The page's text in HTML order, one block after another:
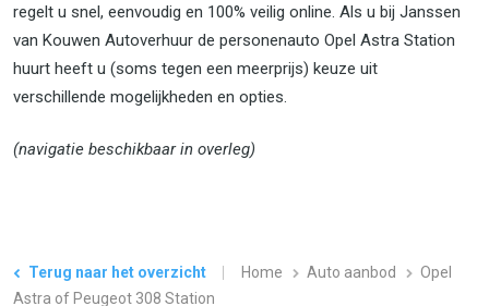
regelt u snel, eenvoudig en 100% veilig online. Als u bij Janssen
van Kouwen Autoverhuur de personenauto Opel Astra Station
huurt heeft u (soms tegen een meerprijs) keuze uit
verschillende mogelijkheden en opties.
(navigatie beschikbaar in overleg)
Terug naar het overzicht Home Auto aanbod
Opel
Astra of Peugeot 308 Station